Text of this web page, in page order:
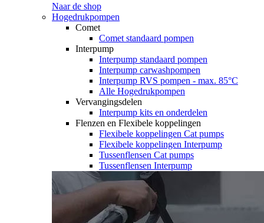
Naar de shop
Hogedrukpompen
Comet
Comet standaard pompen
Interpump
Interpump standaard pompen
Interpump carwashpompen
Interpump RVS pompen - max. 85°C
Alle Hogedrukpompen
Vervangingsdelen
Interpump kits en onderdelen
Flenzen en Flexibele koppelingen
Flexibele koppelingen Cat pumps
Flexibele koppelingen Interpump
Tussenflensen Cat pumps
Tussenflensen Interpump